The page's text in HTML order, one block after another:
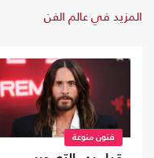
المزيد في عالم الفن
فنون منوعة